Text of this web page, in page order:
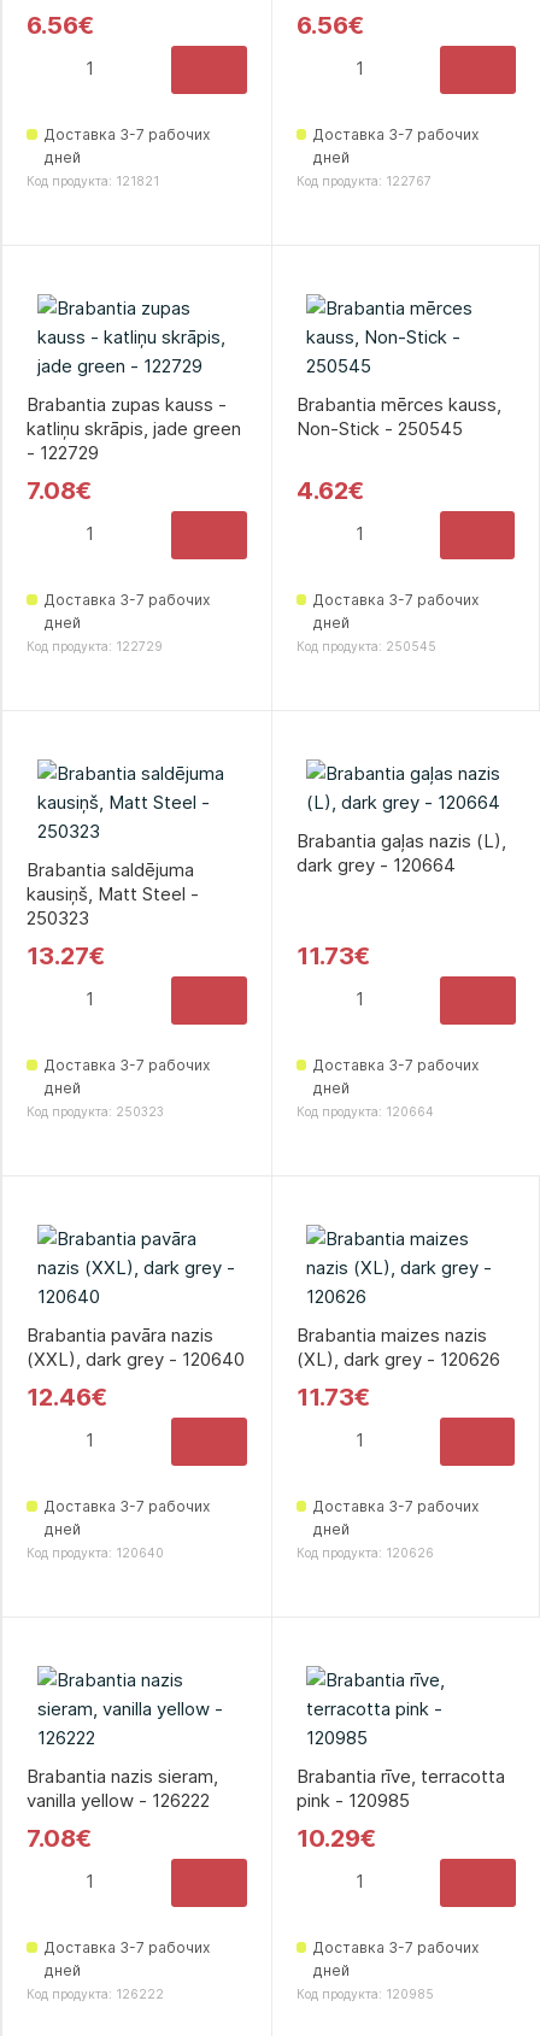
6.56€
Доставка 3-7 рабочих
дней
Код продукта: 121821
6.56€
Доставка 3-7 рабочих
дней
Код продукта: 122767
Brabantia zupas kauss -
katliņu skrāpis, jade green
- 122729
7.08€
Доставка 3-7 рабочих
дней
Код продукта: 122729
Brabantia mērces kauss,
Non-Stick - 250545
4.62€
Доставка 3-7 рабочих
дней
Код продукта: 250545
Brabantia saldējuma
kausiņš, Matt Steel -
250323
13.27€
Доставка 3-7 рабочих
дней
Код продукта: 250323
Brabantia gaļas nazis (L),
dark grey - 120664
11.73€
Доставка 3-7 рабочих
дней
Код продукта: 120664
Brabantia pavāra nazis
(XXL), dark grey - 120640
12.46€
Доставка 3-7 рабочих
дней
Код продукта: 120640
Brabantia maizes nazis
(XL), dark grey - 120626
11.73€
Доставка 3-7 рабочих
дней
Код продукта: 120626
Brabantia nazis sieram,
vanilla yellow - 126222
7.08€
Доставка 3-7 рабочих
дней
Код продукта: 126222
Brabantia rīve, terracotta
pink - 120985
10.29€
Доставка 3-7 рабочих
дней
Код продукта: 120985